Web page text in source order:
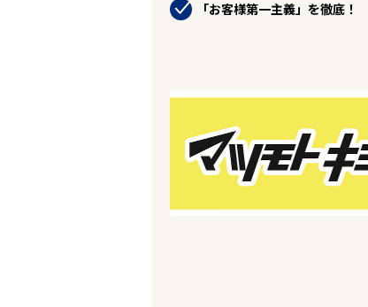
「お客様第一主義」を徹底！